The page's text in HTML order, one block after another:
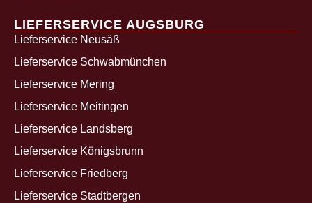
LIEFERSERVICE AUGSBURG
Lieferservice Neusäß
Lieferservice Schwabmünchen
Lieferservice Mering
Lieferservice Meitingen
Lieferservice Landsberg
Lieferservice Königsbrunn
Lieferservice Friedberg
Lieferservice Stadtbergen